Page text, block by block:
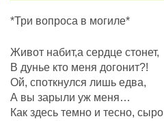
*Три вопроса в могиле*
Живот набит,а сердце стонет,
В дунье кто меня догонит?!
Ой, споткнулся лишь едва,
А вы зарыли уж меня…
Как здесь темно и тесно, сыро